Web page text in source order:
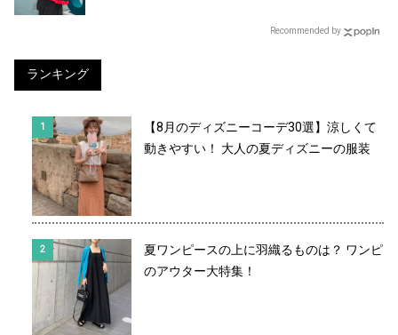
Recommended by
ランキング
【8月のディズニーコーデ30選】涼しくて
動きやすい！ 大人の夏ディズニーの服装
夏ワンピースの上に羽織るものは？ ワンピ
のアウター大特集！